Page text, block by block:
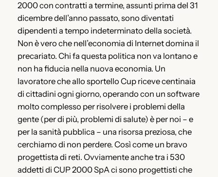
2000 con contratti a termine, assunti prima del 31
dicembre dell’anno passato, sono diventati
dipendenti a tempo indeterminato della società.
Non è vero che nell’economia di Internet domina il
precariato. Chi fa questa politica non va lontano e
non ha fiducia nella nuova economia. Un
lavoratore che allo sportello Cup riceve centinaia
di cittadini ogni giorno, operando con un software
molto complesso per risolvere i problemi della
gente (per di più, problemi di salute) è per noi – e
per la sanità pubblica – una risorsa preziosa, che
cerchiamo di non perdere. Così come un bravo
progettista di reti. Ovviamente anche tra i 530
addetti di CUP 2000 SpA ci sono progettisti che